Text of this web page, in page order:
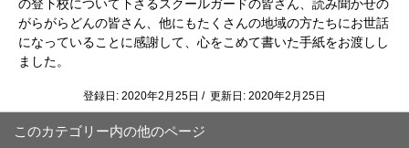
の登下校について下さるスクールガードの皆さん、読み聞かせの
がらがらどんの皆さん、他にもたくさんの地域の方たちにお世話
になっていることに感謝して、心をこめて書いた手紙をお渡しし
ました。
登録日: 2020年2月25日 / 更新日: 2020年2月25日
このカテゴリー内の他のページ